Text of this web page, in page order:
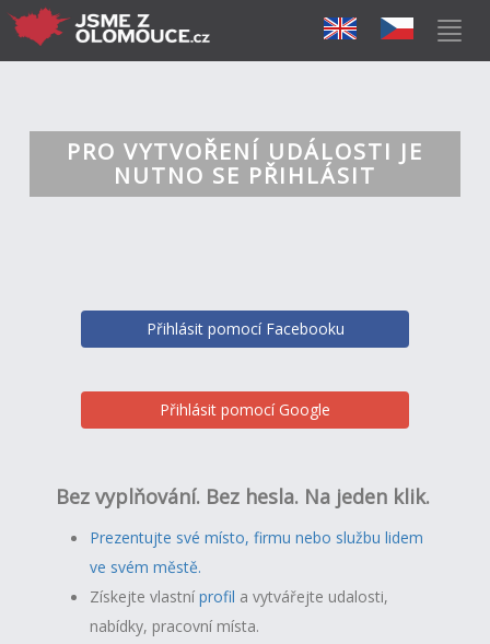
PRO VYTVOŘENÍ UDÁLOSTI JE
NUTNO SE PŘIHLÁSIT
Přihlásit pomocí Facebooku
Přihlásit pomocí Google
Bez vyplňování. Bez hesla. Na jeden klik.
Prezentujte své místo, firmu nebo službu lidem
ve svém městě.
Získejte vlastníprofil a vytvářejte udalosti,
nabídky, pracovní místa.